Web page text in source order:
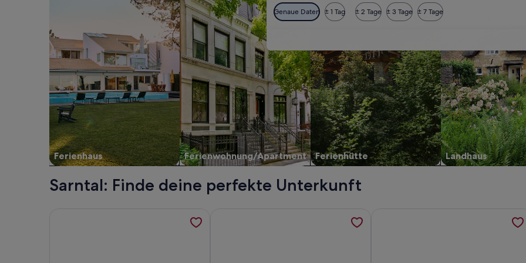
Genaue Daten ± 1 Tag ± 2 Tage ± 3 Tage ± 7 Tage
Ferienhaus Ferienwohnung/Apartment Ferienhütte Landhaus
Sarntal: Finde deine perfekte Unterkunft